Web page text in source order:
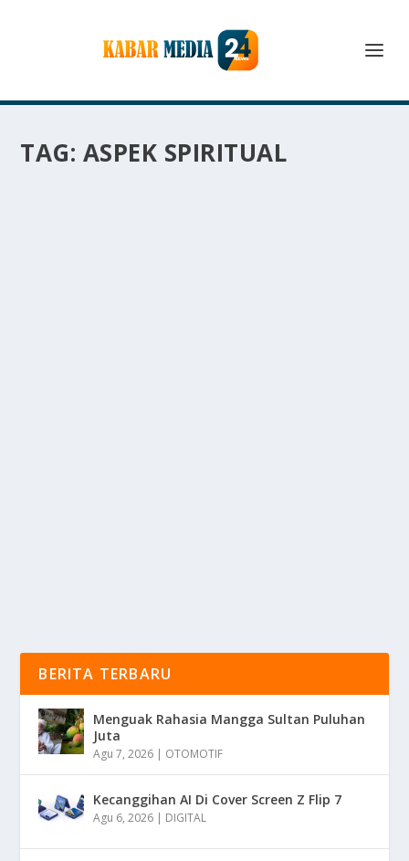
TAG: ASPEK SPIRITUAL
BERITA TERBARU
Menguak Rahasia Mangga Sultan Puluhan
Juta
Agu 7, 2026 | OTOMOTIF
Kecanggihan AI Di Cover Screen Z Flip 7
Agu 6, 2026 | DIGITAL